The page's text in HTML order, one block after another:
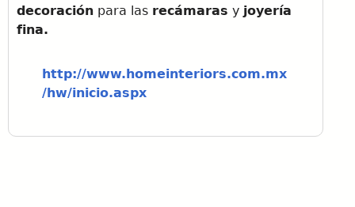
decoración para las recámaras y joyería
fina.
http://www.homeinteriors.com.mx
/hw/inicio.aspx